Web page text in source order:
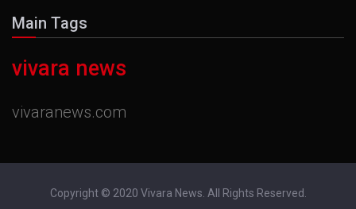
Main Tags
vivara news
vivaranews.com
Copyright © 2020 Vivara News. All Rights Reserved.